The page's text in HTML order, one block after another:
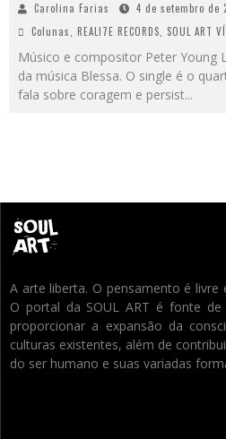
Carolina Farias
4 de setembro de
Colunas
REALI7E RECORDS SOUL ART
Músico e compositor Peter Young
da música Blessa. O single é o
fala sobre coragem e persist...
A arte liberta. O pensamento é
O portal da SOUL ART é fonte
proporcionar a expansão da
culturas existentes, além de
do ser humano e suas variadas